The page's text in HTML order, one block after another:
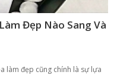
Đẹp Nào Sang Và
làm đẹp cũng chính là sự lựa